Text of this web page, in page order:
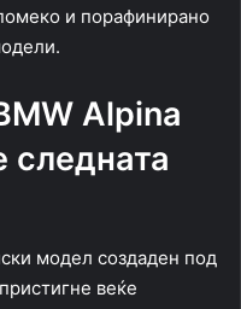
и порафинирано
Alpina
следната
модел создаден под
веќе